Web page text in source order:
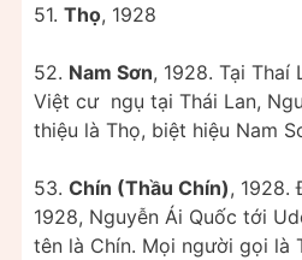
51. Thọ, 1928
52. Nam Sơn, 1928. Tại
Việt cư ngụ tại Thái Lan,
thiệu là Thọ, biệt hiệu Nam
53. Chín (Thầu Chín), 1928.
1928, Nguyễn Ái Quốc tới
tên là Chín. Mọi người gọi là